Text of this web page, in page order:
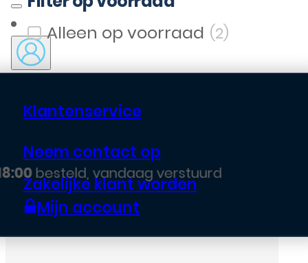
Klantenservice
Neem contact op
Zakelijke klant worden
Mijn account
Filter op voorraad (2)